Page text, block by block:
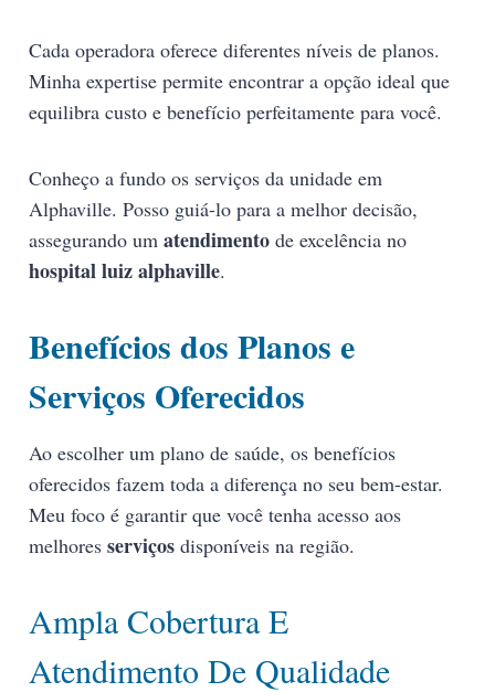
Cada operadora oferece diferentes níveis de planos.
Minha expertise permite encontrar a opção ideal que
equilibra custo e benefício perfeitamente para você.
Conheço a fundo os serviços da unidade em
Alphaville. Posso guiá-lo para a melhor decisão,
assegurando um atendimento de excelência no
hospital luiz alphaville.
Benefícios dos Planos e
Serviços Oferecidos
Ao escolher um plano de saúde, os benefícios
oferecidos fazem toda a diferença no seu bem-estar.
Meu foco é garantir que você tenha acesso aos
melhores serviços disponíveis na região.
Ampla Cobertura E
Atendimento De Qualidade